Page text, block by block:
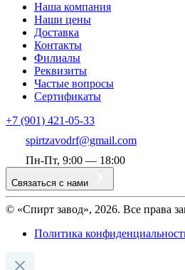
Наша компания
Наши цены
Доставка
Контакты
Филиалы
Реквизиты
Частые вопросы
Сертификаты
+7 (901) 421-05-33
spirtzavodrf@gmail.com
Пн-Пт, 9:00 — 18:00
Связаться с нами
© «Спирт завод», 2026. Все права
Политика